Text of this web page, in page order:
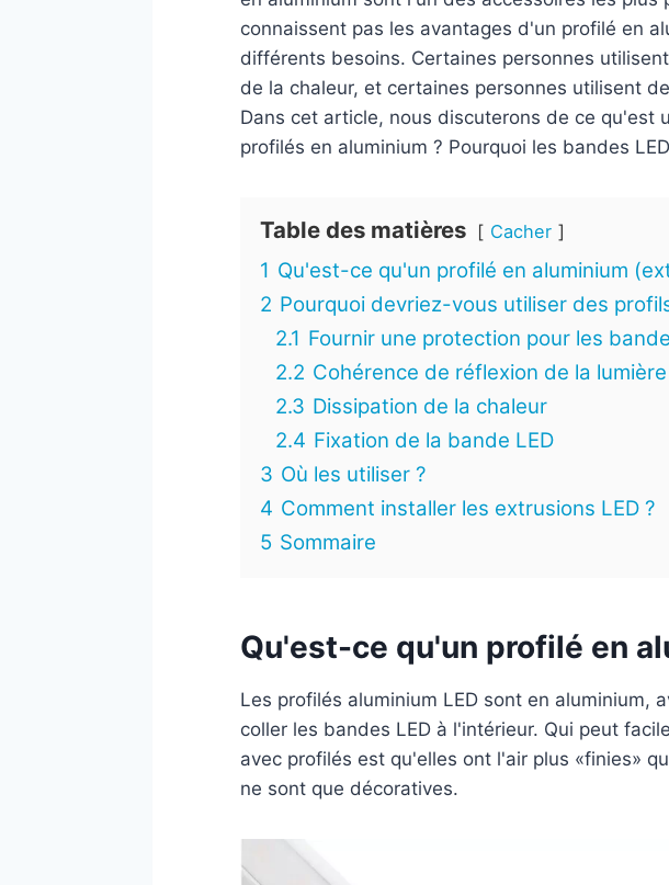
connaissent pas les avantages d'un profilé en
différents besoins. Certaines personnes
de la chaleur, et certaines personnes utilisent
Dans cet article, nous discuterons de ce qu'est
profilés en aluminium ? Pourquoi les bandes
Table des matières Cacher
1 Qu'est-ce qu'un profilé en aluminium
2 Pourquoi devriez-vous utiliser des
2.1 Fournir une protection pour les
2.2 Cohérence de réflexion de la lumière
2.3 Dissipation de la chaleur
2.4 Fixation de la bande LED
3 Où les utiliser ?
4 Comment installer les extrusions LED ?
5 Sommaire
Qu'est-ce qu'un profilé en
Les profilés aluminium LED sont en aluminium,
coller les bandes LED à l'intérieur. Qui peut
avec profilés est qu'elles ont l'air plus «finies»
ne sont que décoratives.